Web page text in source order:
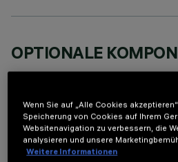
OPTIONALE
TECHNISCHE DATEN
Wenn Sie auf „Alle Cookies
Speicherung von Cookies auf Ihrem
Websitenavigation zu verbessern, die
analysieren und unsere
Weitere Informationen